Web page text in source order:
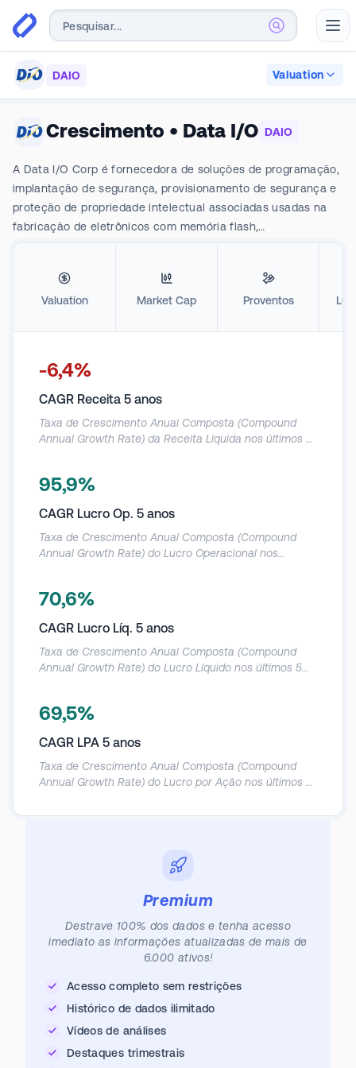
DAIO Valuation
Crescimento • Data I/O DAIO
A Data I/O Corp é fornecedora de soluções de programação,
implantação de segurança, provisionamento de segurança e
proteção de propriedade intelectual associadas usadas na
fabricação de eletrônicos com memória flash,
microcontroladores e dispositivos inteligentes baseados em
dispositivos de autenticação e microcontroladores seguros.
Tem como foco o design, fabricação e venda de sistemas de
parte de sua receita da Ásia e de outros.
Valuation Market Cap Proventos
-6,4%
CAGR Receita 5 anos
Taxa de Crescimento Anual Composta (Compound
Annual Growth Rate) da Receita Líquida nos últimos 5
95,9%
CAGR Lucro Op. 5 anos
Taxa de Crescimento Anual Composta (Compound
Annual Growth Rate) do Lucro Operacional nos
70,6%
CAGR Lucro Líq. 5 anos
Taxa de Crescimento Anual Composta (Compound
Annual Growth Rate) do Lucro Líquido nos últimos 5
69,5%
CAGR LPA 5 anos
Taxa de Crescimento Anual Composta (Compound
Annual Growth Rate) do Lucro por Ação nos últimos 5
Premium
Destrave 100% dos dados e tenha acesso
imediato as informações atualizadas de mais de
6.000 ativos!
Acesso completo sem restrições
Histórico de dados ilimitado
Vídeos de análises
Destaques trimestrais